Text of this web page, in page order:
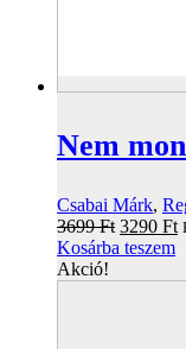
Nem
Csabai Márk,
3699Ft Original
price
3290 Ft
Kosárba teszem
Akció!